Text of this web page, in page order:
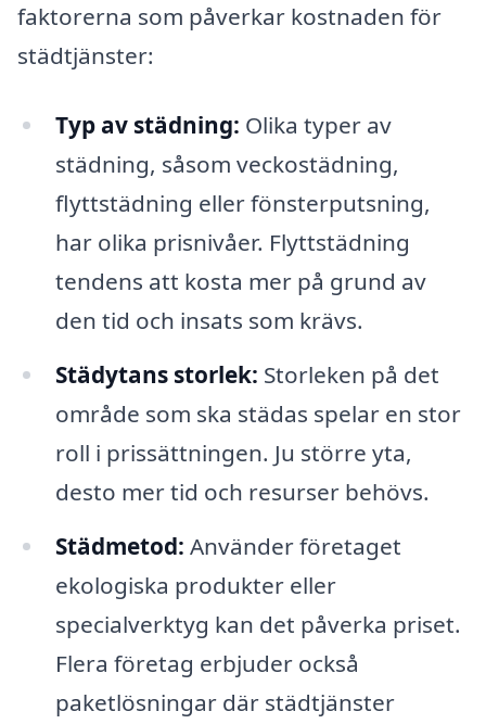
faktorerna som påverkar kostnaden för
städtjänster:
Typ av städning: Olika typer av
städning, såsom veckostädning,
flyttstädning eller fönsterputsning,
har olika prisnivåer. Flyttstädning
tendens att kosta mer på grund av
den tid och insats som krävs.
Städytans storlek: Storleken på det
område som ska städas spelar en stor
roll i prissättningen. Ju större yta,
desto mer tid och resurser behövs.
Städmetod: Använder företaget
ekologiska produkter eller
specialverktyg kan det påverka priset.
Flera företag erbjuder också
paketlösningar där städtjänster